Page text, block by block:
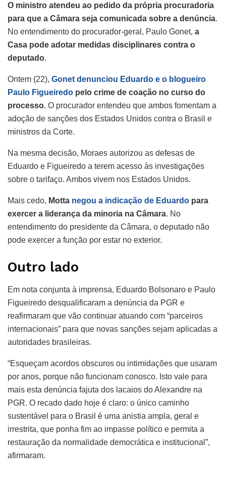
O ministro atendeu ao pedido da própria procuradoria
para que a Câmara seja comunicada sobre a denúncia.
No entendimento do procurador-geral, Paulo Gonet, a
Casa pode adotar medidas disciplinares contra o
deputado.
Ontem (22), Gonet denunciou Eduardo e o blogueiro
Paulo Figueiredo pelo crime de coação no curso do
processo. O procurador entendeu que ambos fomentam a
adoção de sanções dos Estados Unidos contra o Brasil e
ministros da Corte.
Na mesma decisão, Moraes autorizou as defesas de
Eduardo e Figueiredo a terem acesso às investigações
sobre o tarifaço. Ambos vivem nos Estados Unidos.
Mais cedo, Motta negou a indicação de Eduardo para
exercer a liderança da minoria na Câmara. No
entendimento do presidente da Câmara, o deputado não
pode exercer a função por estar no exterior.
Outro lado
Em nota conjunta à imprensa, Eduardo Bolsonaro e Paulo
Figueiredo desqualificaram a denúncia da PGR e
reafirmaram que vão continuar atuando com “parceiros
internacionais” para que novas sanções sejam aplicadas a
autoridades brasileiras.
“Esqueçam acordos obscuros ou intimidações que usaram
por anos, porque não funcionam conosco. Isto vale para
mais esta denúncia fajuta dos lacaios do Alexandre na
PGR. O recado dado hoje é claro: o único caminho
sustentável para o Brasil é uma anistia ampla, geral e
irrestrita, que ponha fim ao impasse político e permita a
restauração da normalidade democrática e institucional”,
afirmaram.